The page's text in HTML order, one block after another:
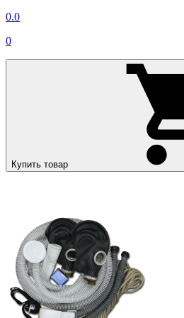
0.0
0
Купить товар